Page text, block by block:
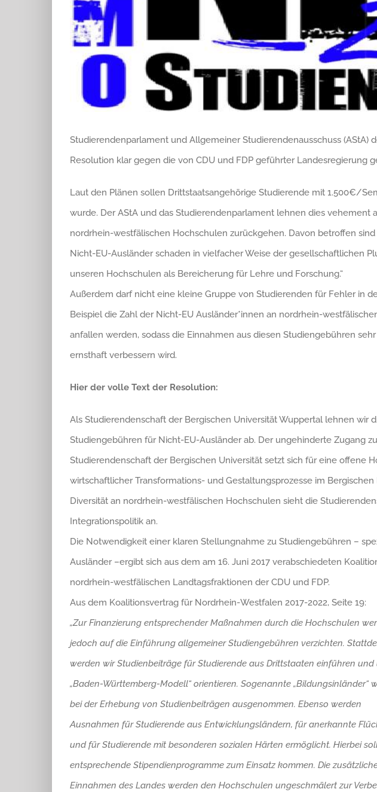
Studierendenparlament und Allgemeiner Studierendenausschuss
Resolution klar gegen die von CDU und FDP geführter Landesregierung
Laut den Plänen sollen Drittstaatsangehörige Studierende mit 1.500€/
wurde. Der AStA und das Studierendenparlament lehnen dies vehement
nordrhein-westfälischen Hochschulen zurückgehen. Davon betroffen
Nicht-EU-Ausländer schaden in vielfacher Weise der gesellschaftlichen
unseren Hochschulen als Bereicherung für Lehre und Forschung.“
Außerdem darf nicht eine kleine Gruppe von Studierenden für Fehler in
Beispiel die Zahl der Nicht-EU Ausländer*innen an nordrhein-
anfallen werden, sodass die Einnahmen aus diesen Studiengebühren
ernsthaft verbessern wird.
Hier der volle Text der Resolution:
Als Studierendenschaft der Bergischen Universität Wuppertal lehnen wir
Studiengebühren für Nicht-EU-Ausländer ab. Der ungehinderte Zugang
Studierendenschaft der Bergischen Universität setzt sich für eine offene
wirtschaftlicher Transformations- und Gestaltungsprozesse im
Diversität an nordrhein-westfälischen Hochschulen sieht die
Integrationspolitik an.
Die Notwendigkeit einer klaren Stellungnahme zu Studiengebühren –
Ausländer –ergibt sich aus dem am 16. Juni 2017 verabschiedeten
nordrhein-westfälischen Landtagsfraktionen der CDU und FDP.
Aus dem Koalitionsvertrag für Nordrhein-Westfalen 2017-2022, Seite 19:
„Zur Finanzierung entsprechender Maßnahmen durch die Hochschulen
jedoch auf die Einführung allgemeiner Studiengebühren verzichten.
werden wir Studienbeiträge für Studierende aus Drittstaaten einführen und
„Baden-Württemberg-Modell“ orientieren. Sogenannte „Bildungsinländer“
bei der Erhebung von Studienbeiträgen ausgenommen. Ebenso werden
Ausnahmen für Studierende aus Entwicklungsländern, für anerkannte
und für Studierende mit besonderen sozialen Härten ermöglicht. Hierbei
entsprechende Stipendienprogramme zum Einsatz kommen. Die
Einnahmen des Landes werden den Hochschulen ungeschmälert zur